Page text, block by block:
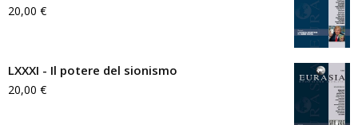
20,00 €
LXXXI - Il potere del sionismo
20,00 €